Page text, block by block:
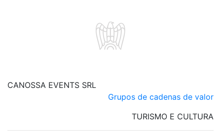
CANOSSA EVENTS SRL
Grupos de cadenas de valor
TURISMO E CULTURA